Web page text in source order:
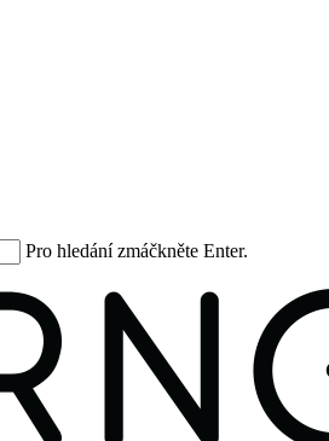
Pro hledání zmáčkněte Enter.